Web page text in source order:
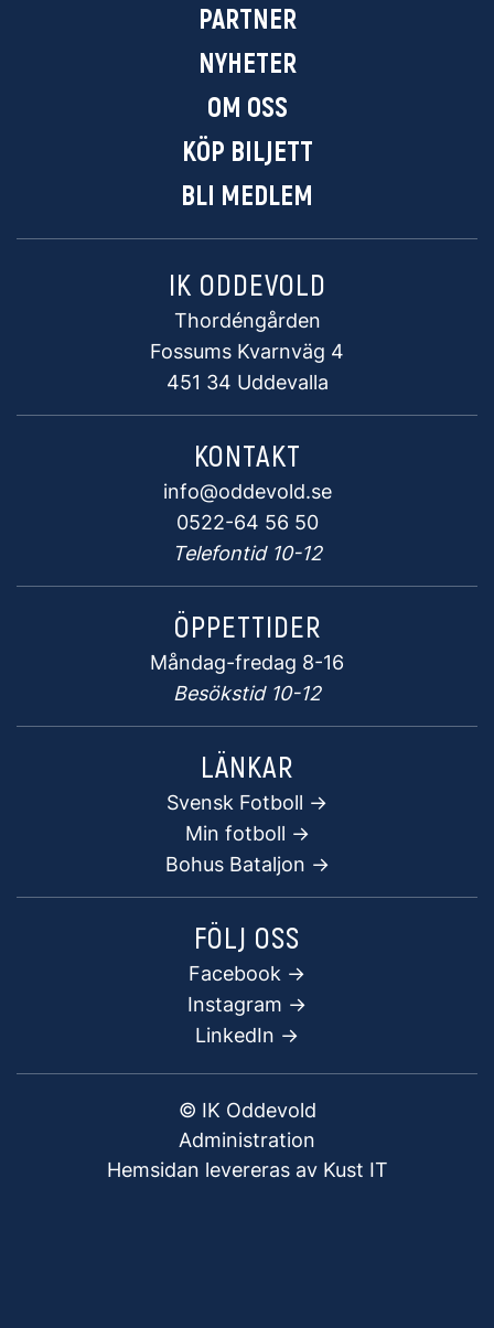
PARTNER
NYHETER
OM OSS
KÖP BILJETT
BLI MEDLEM
IK ODDEVOLD
Thordéngården
Fossums Kvarnväg 4
451 34 Uddevalla
KONTAKT
info@oddevold.se
0522-64 56 50
Telefontid 10-12
ÖPPETTIDER
Måndag-fredag 8-16
Besökstid 10-12
LÄNKAR
Svensk Fotboll ->
Min fotboll ->
Bohus Bataljon ->
FÖLJ OSS
Facebook ->
Instagram ->
LinkedIn ->
© IK Oddevold
Administration
Hemsidan levereras av Kust IT